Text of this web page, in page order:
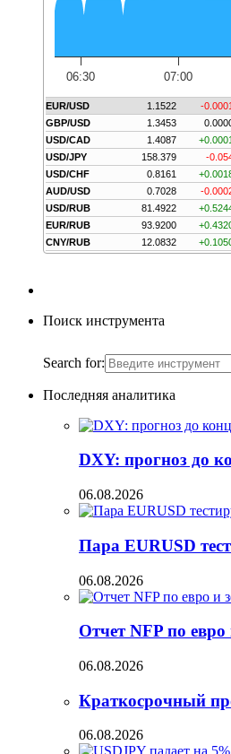
06:30 07:00
EUR/USD 1.1522 -0.0001
GBP/USD
1.3453
USD/CAD
1.4087 +0.0001
USD/JPY
158.379 -
USD/CHF
0.8161
AUD/USD
0.7028 -
USD/RUB
81.4922
EUR/RUB
93.9200
CNY/RUB
12.0832
Поиск инструмента
Search for:
Последняя аналитика
DXY: прогноз до
06.08.2026
Пара EURUSD
06.08.2026
Отчет NFP по евро
06.08.2026
Краткосрочный
06.08.2026